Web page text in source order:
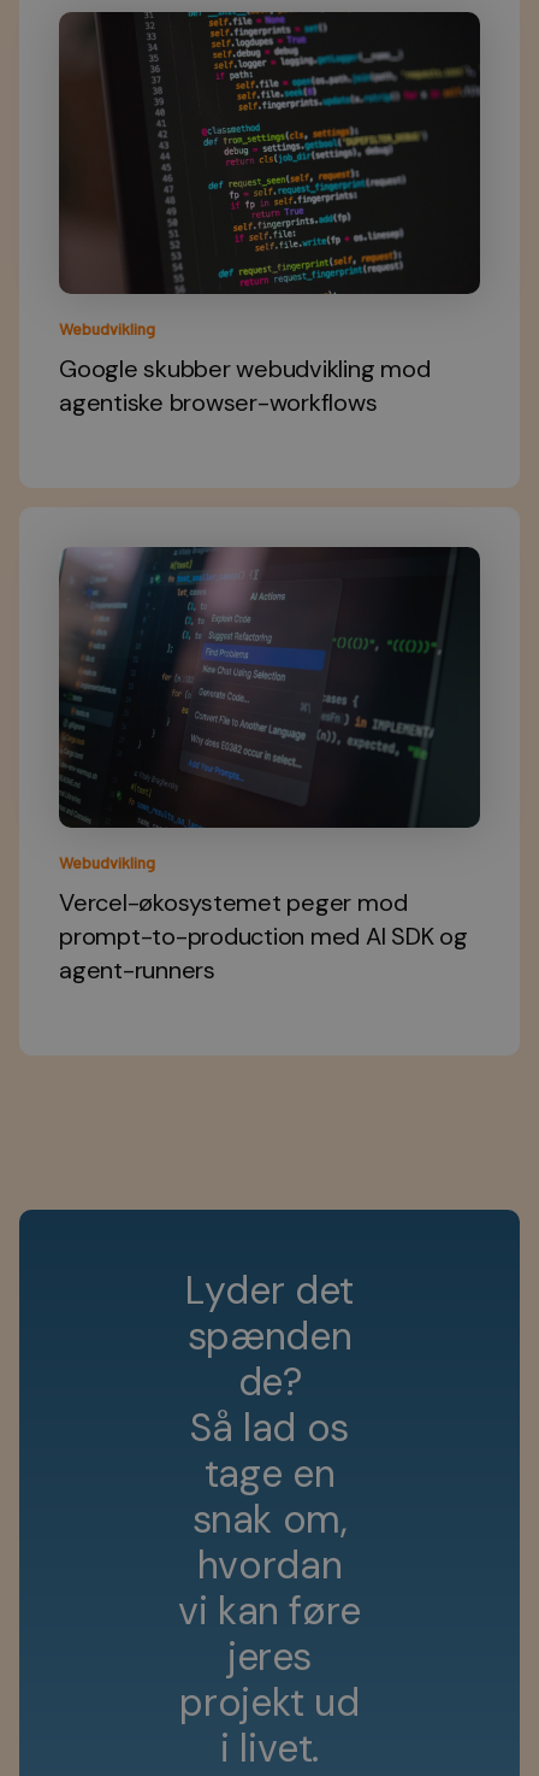
Webudvikling
Google skubber webudvikling mod
agentiske browser-workflows
Webudvikling
Vercel-økosystemet peger mod
prompt-to-production med AI SDK og
agent-runners
Lyder det
spænden
de?
Så lad os
tage en
snak om,
hvordan
vi kan føre
jeres
projekt ud
i livet.